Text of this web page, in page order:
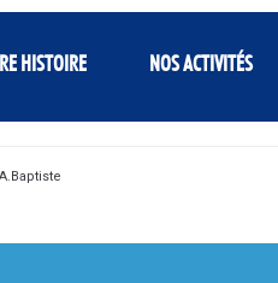
HISTOIRE NOS ACTIVITÉS